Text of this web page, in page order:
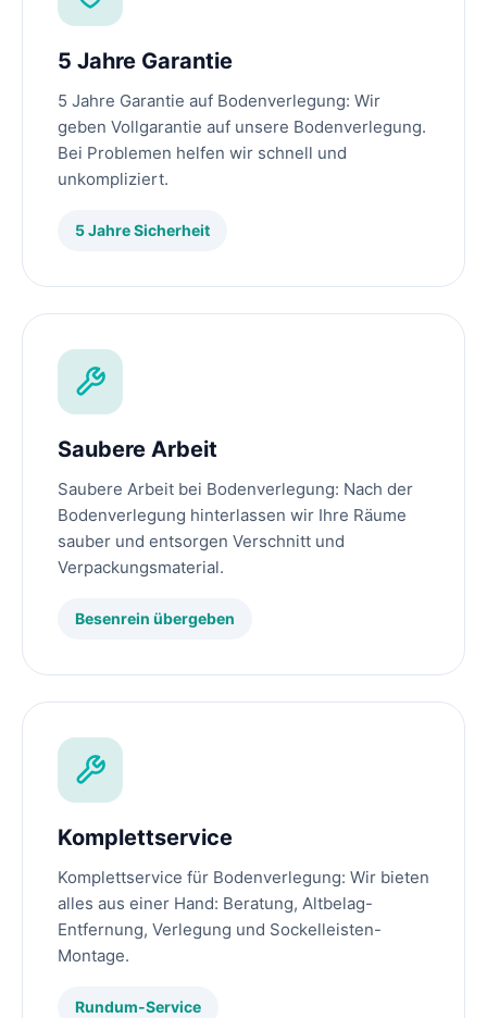
5 Jahre Garantie
5 Jahre Garantie auf Bodenverlegung: Wir
geben Vollgarantie auf unsere Bodenverlegung.
Bei Problemen helfen wir schnell und
unkompliziert.
5 Jahre Sicherheit
Saubere Arbeit
Saubere Arbeit bei Bodenverlegung: Nach der
Bodenverlegung hinterlassen wir Ihre Räume
sauber und entsorgen Verschnitt und
Verpackungsmaterial.
Besenrein übergeben
Komplettservice
Komplettservice für Bodenverlegung: Wir bieten
alles aus einer Hand: Beratung, Altbelag-
Entfernung, Verlegung und Sockelleisten-
Montage.
Rundum-Service